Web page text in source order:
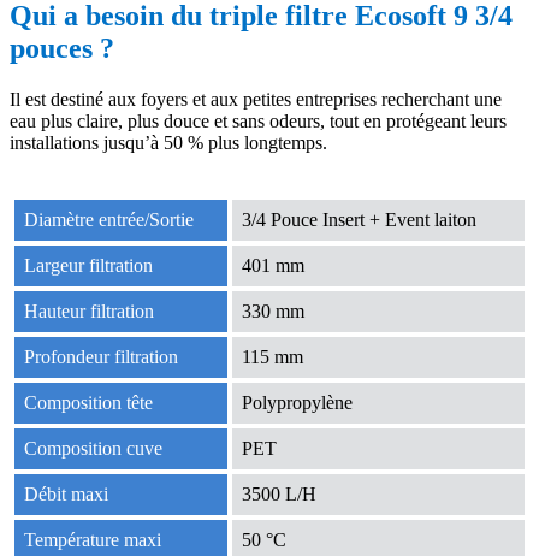
Qui a besoin du triple filtre Ecosoft 9 3/4
pouces ?
Il est destiné aux foyers et aux petites entreprises recherchant une
eau plus claire, plus douce et sans odeurs, tout en protégeant leurs
installations jusqu’à 50 % plus longtemps.
Diamètre entrée/Sortie 3/4 Pouce Insert + Event laiton
Largeur filtration 401 mm
Hauteur filtration 330 mm
Profondeur filtration 115 mm
Composition tête Polypropylène
Composition cuve PET
Débit maxi 3500 L/H
Température maxi 50 °C